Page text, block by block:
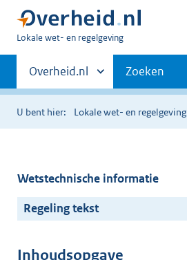
U
hier:
Lokale wet- en regelgeving
Primaire
navigatie
Andere
sites
binnen
Overheid.nl Zoeken
U bent hier: Lokale wet- en regelgeving
Wetstechnische informatie
Regeling tekst
Inhoudsopgave